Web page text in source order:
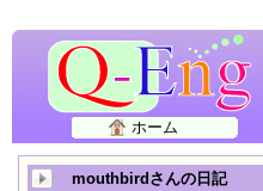
ホーム
mouthbirdさんの日記